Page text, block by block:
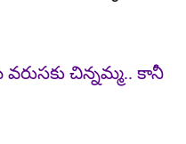
చిన్నమ్మ.. కానీ